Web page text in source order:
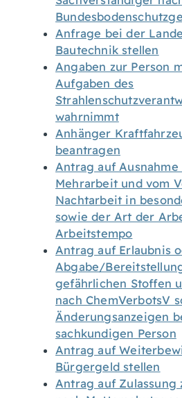
Anfrage bei der
Bautechnik stellen
Angaben zur Person
Aufgaben des
wahrnimmt
Anhänger
beantragen
Antrag auf
Mehrarbeit und vom
Nachtarbeit in
sowie der Art der
Arbeitstempo
Antrag auf Erlaubnis
Abgabe/
gefährlichen Stoffen
nach ChemVerbotsV
Änderungsanzeigen
sachkundigen Person
Antrag auf
Bürgergeld stellen
Antrag auf Zulassung